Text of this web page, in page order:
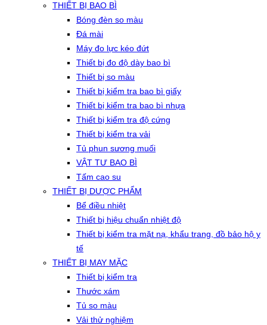
THIẾT BỊ BAO BÌ
Bóng đèn so màu
Đá mài
Máy đo lực kéo đứt
Thiết bị đo độ dày bao bì
Thiết bị so màu
Thiết bị kiểm tra bao bì giấy
Thiết bị kiểm tra bao bì nhựa
Thiết bị kiểm tra độ cứng
Thiết bị kiểm tra vải
Tủ phun sương muối
VẬT TƯ BAO BÌ
Tấm cao su
THIẾT BỊ DƯỢC PHẨM
Bể điều nhiệt
Thiết bị hiệu chuẩn nhiệt độ
Thiết bị kiểm tra mặt nạ, khẩu trang, đồ bảo hộ y
tế
THIẾT BỊ MAY MẶC
Thiết bị kiểm tra
Thước xám
Tủ so màu
Vải thử nghiệm